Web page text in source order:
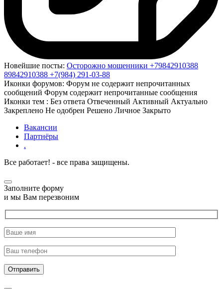
Новейшие посты: Осторожно мошенники +79842910388
89842910388 +7(984) 291-03-88
Иконки форумов: Форум не содержит непрочитанных
сообщений Форум содержит непрочитанные сообщения
Иконки тем : Без ответа Отвеченный Активный Актуально
Закреплено Не одобрен Решено Личное Закрыто
Вакансии
Партнёры
.
Все работает! - все права защищены.
Заполните форму
и мы Вам перезвоним
Отправить